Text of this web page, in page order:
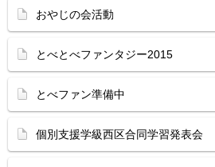
おやじの会活動
とべとべファンタジー2015
とべファン準備中
個別支援学級西区合同学習発表会